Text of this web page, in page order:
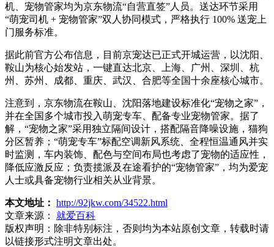
机、宠物管家均为京东物流“自营直签”人员。送达环节采用
“萌宠司机 + 宠物管家”双人协同模式，严格执行 100% 送宠上
门服务标准。
据此前官方公布信息，目前京宠达已正式开城运营，以沈阳、
鞍山为核心始发站，一键直达北京、上海、广州、深圳、杭
州、苏州、成都、重庆、武汉、合肥等全国十余座核心城市。
注意到，京东物流在鞍山、沈阳落地建设标准化“宠物之家”，
并在全国多个城市投入萌宠专车、配备专业宠物管家。据了
解，“宠物之家”采用独立隔间设计，搭配隔音降噪设施，猫狗
分区暂养；“萌宠专车”标配空调新风系统、全程恒温通风并实
时监测，车内装饰、配色与空间布局也考虑了宠物的适应性，
降低应激反应；负责揽派及在途看护的“宠物管家”，均为爱宠
人士或具备宠物行业相关从业背景。
本文地址： http://92jkw.com/34522.html
文章来源：
就爱百科
版权声明： 除非特别标注，否则均为本站原创文章，转载时请
以链接形式注明文章出处。